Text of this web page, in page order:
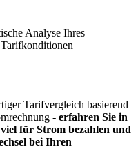
Analyse Ihres
Tarifvergleich basierend
- erfahren Sie in
für Strom bezahlen und
bei Ihren